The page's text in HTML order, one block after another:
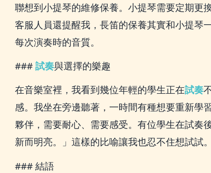
聯想到小提琴的維修保養。小提琴需要定期更
客服人員還提醒我，長笛的保養其實和小提琴
每次演奏時的音質。
###試奏與選擇的樂趣
在音樂室裡，我看到幾位年輕的學生正在試奏
感。我坐在旁邊聽著，一時間有種想要重新學
夥伴，需要耐心、需要感受。有位學生在試奏
新而明亮。」這樣的比喻讓我也忍不住想試試。
### 結語